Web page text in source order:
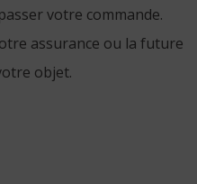
votre commande.
assurance ou la future
objet.